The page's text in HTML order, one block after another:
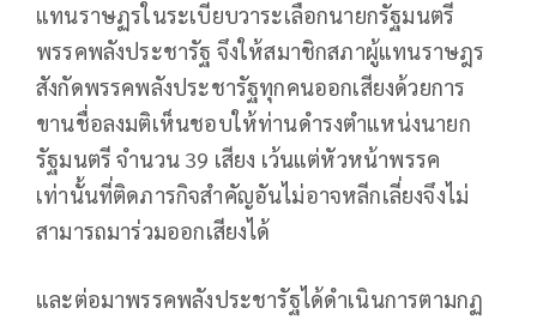
แทนราษฏรในระเบียบวาระเลือกนายกรัฐมนตรี
พรรคพลังประชารัฐ จึงให้สมาชิกสภาผู้แทนราษฎร
สังกัดพรรคพลังประชารัฐทุกคนออกเสียงด้วยการ
ขานชื่อลงมติเห็นชอบให้ท่านดำรงตำแหน่งนายก
รัฐมนตรี จำนวน 39 เสียง เว้นแต่หัวหน้าพรรค
เท่านั้นที่ติดภารกิจสำคัญอันไม่อาจหลีกเลี่ยงจึงไม่
สามารถมาร่วมออกเสียงได้
และต่อมาพรรคพลังประชารัฐได้ดำเนินการตามกฏ